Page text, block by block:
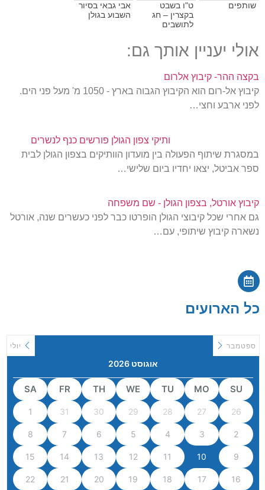
שותפים
ט"ו בשבט
בקצרין – חג
לתושבים
אבי גבאי בסיור
השבוע בגולן
אולי יעניין אותך גם:
בקצה ההר- קיבוץ אלרום
קיבוץ אל-רום הוא הקיבוץ הגבוה בארץ - 1050 מ' מעל פני הים.
לפני ארבע וחצי…
ותיקי צפון הגולן פורשים כנף לנשרים
במסגרת שיתוף הפעולה בין מועדון הוותיקים בצפון הגולן לבית
ספר אביטל, יצאו יחדיו ביום שלישי…
קיבוץ אורטל, בצפון הגולן - שם משפחה
גם אחרי שכל קיבוצי הגולן הופרטו כבר לפני כעשרים שנה, אורטל
נשארה קיבוץ שיתופי, עם…
כל הארועים
יולי
אוגוסט 2026
ספטמבר
SU
MO
TU
WE
TH
FR
SA
26
27
28
29
30
31
1
2
3
4
5
6
7
8
9
10
11
12
13
14
15
16
17
18
19
20
21
22